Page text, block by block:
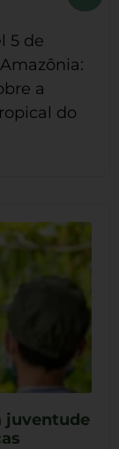
5 de
a
do
juventude